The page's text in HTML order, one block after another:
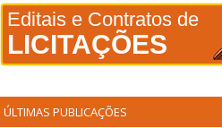
Editais e Contratos de
LICITAÇÕES
ÚLTIMAS PUBLICAÇÕES